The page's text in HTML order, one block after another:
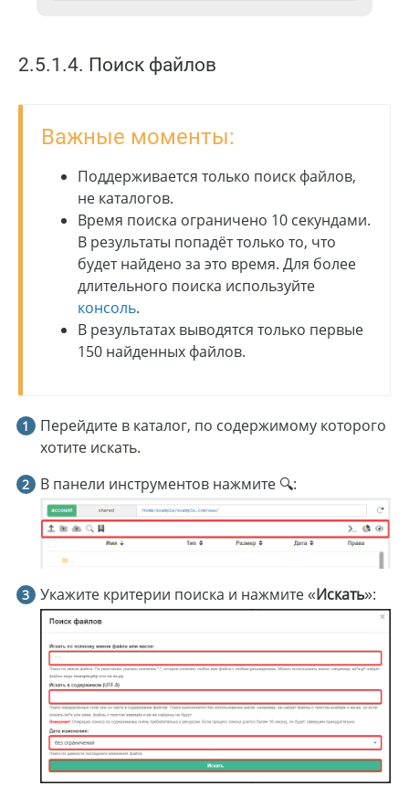
2.5.1.4. Поиск файлов
Важные моменты:
Поддерживается только поиск файлов,
не каталогов.
Время поиска ограничено 10 секундами.
В результаты попадёт только то, что
будет найдено за это время. Для более
длительного поиска используйте
консоль.
В результатах выводятся только первые
150 найденных файлов.
Перейдите в каталог, по содержимому которого
хотите искать.
В панели инструментов нажмите 🔍:
Укажите критерии поиска и нажмите «Искать»: